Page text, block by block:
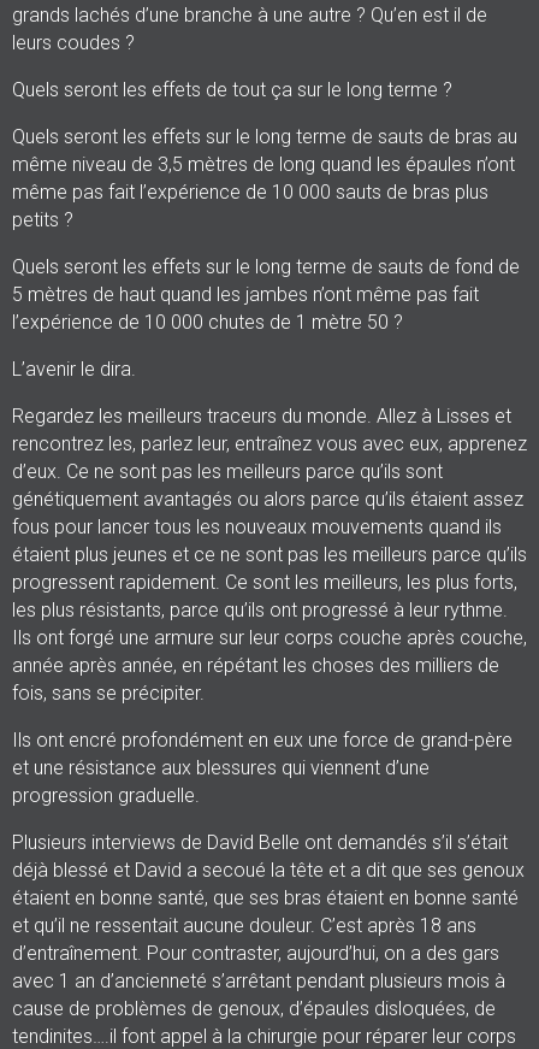
grands lachés d’une branche à une autre ? Qu’en est il de
leurs coudes ?
Quels seront les effets de tout ça sur le long terme ?
Quels seront les effets sur le long terme de sauts de bras au
même niveau de 3,5 mètres de long quand les épaules n’ont
même pas fait l’expérience de 10 000 sauts de bras plus
petits ?
Quels seront les effets sur le long terme de sauts de fond de
5 mètres de haut quand les jambes n’ont même pas fait
l’expérience de 10 000 chutes de 1 mètre 50 ?
L’avenir le dira.
Regardez les meilleurs traceurs du monde. Allez à Lisses et
rencontrez les, parlez leur, entraînez vous avec eux, apprenez
d’eux. Ce ne sont pas les meilleurs parce qu’ils sont
génétiquement avantagés ou alors parce qu’ils étaient assez
fous pour lancer tous les nouveaux mouvements quand ils
étaient plus jeunes et ce ne sont pas les meilleurs parce qu’ils
progressent rapidement. Ce sont les meilleurs, les plus forts,
les plus résistants, parce qu’ils ont progressé à leur rythme.
Ils ont forgé une armure sur leur corps couche après couche,
année après année, en répétant les choses des milliers de
fois, sans se précipiter.
Ils ont encré profondément en eux une force de grand-père
et une résistance aux blessures qui viennent d’une
progression graduelle.
Plusieurs interviews de David Belle ont demandés s’il s’était
déjà blessé et David a secoué la tête et a dit que ses genoux
étaient en bonne santé, que ses bras étaient en bonne santé
et qu’il ne ressentait aucune douleur. C’est après 18 ans
d’entraînement. Pour contraster, aujourd’hui, on a des gars
avec 1 an d’ancienneté s’arrêtant pendant plusieurs mois à
cause de problèmes de genoux, d’épaules disloquées, de
tendinites….il font appel à la chirurgie pour réparer leur corps